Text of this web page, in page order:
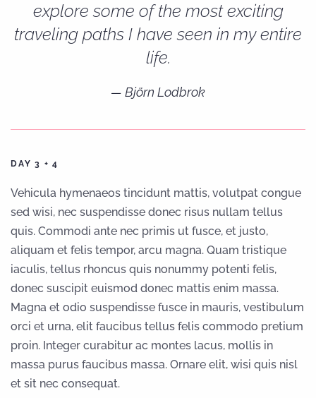
explore some of the most exciting
traveling paths I have seen in my entire
life.
Björn Lodbrok
DAY 3 + 4
Vehicula hymenaeos tincidunt mattis, volutpat congue
sed wisi, nec suspendisse donec risus nullam tellus
quis. Commodi ante nec primis ut fusce, et justo,
aliquam et felis tempor, arcu magna. Quam tristique
iaculis, tellus rhoncus quis nonummy potenti felis,
donec suscipit euismod donec mattis enim massa.
Magna et odio suspendisse fusce in mauris, vestibulum
orci et urna, elit faucibus tellus felis commodo pretium
proin. Integer curabitur ac montes lacus, mollis in
massa purus faucibus massa. Ornare elit, wisi quis nisl
et sit nec consequat.